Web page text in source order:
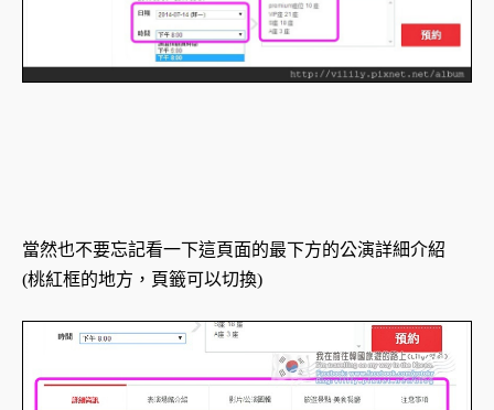
當然也不要忘記看一下這頁面的最下方的公演詳細介紹
(桃紅框的地方，頁籤可以切換)